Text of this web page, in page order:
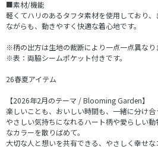
■素材/機能
軽くてハリのあるタフタ素材を使用しており
ながらも、動きやすく快適な着心地です。
※柄の出方は生地の裁断により一点一点異なり
※表：両脇シームポケット付きです。
26春夏アイテム
【2026年2月のテーマ / Blooming Garden】
楽しいことも、おいしい時間も、一緒に分け合
やさしい気持ちになれるハート柄や愛らしい
なカラーを散りばめて。
大切な人と想いを共有できる、やさしく幸せな